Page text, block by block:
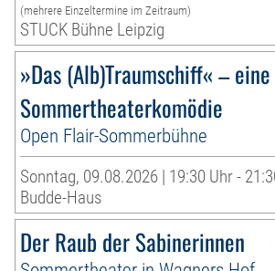
(mehrere Einzeltermine im Zeitraum)
STUCK Bühne Leipzig
»Das (Alb)Traumschiff« – eine
Sommertheaterkomödie
Open Flair-Sommerbühne
Sonntag, 09.08.2026 | 19:30 Uhr -
Budde-Haus
Der Raub der Sabinerinnen